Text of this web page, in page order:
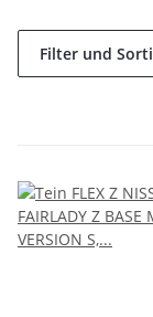
Filter und